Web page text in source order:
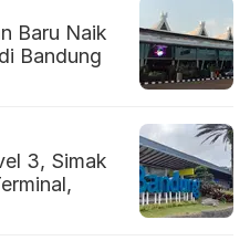
Baru Naik
Bandung
3, Simak